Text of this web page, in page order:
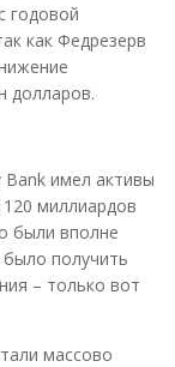
годовой
как Федрезерв
долларов.
имел активы
миллиардов
были вполне
получить
– только вот
массово